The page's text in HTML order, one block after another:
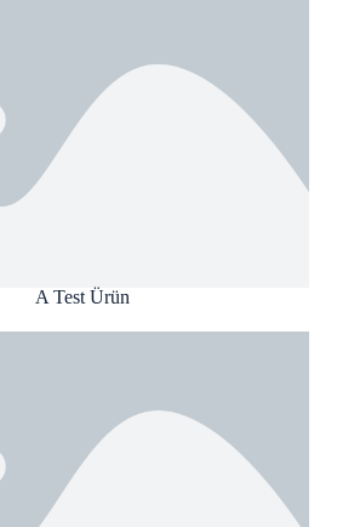
A Test Ürün